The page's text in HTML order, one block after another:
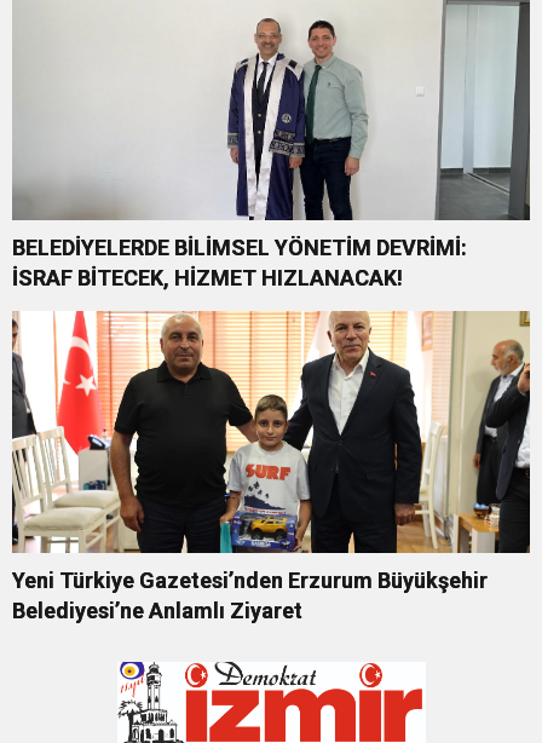
BELEDİYELERDE BİLİMSEL YÖNETİM DEVRİMİ:
İSRAF BİTECEK, HİZMET HIZLANACAK!
Yeni Türkiye Gazetesi’nden Erzurum Büyükşehir
Belediyesi’ne Anlamlı Ziyaret